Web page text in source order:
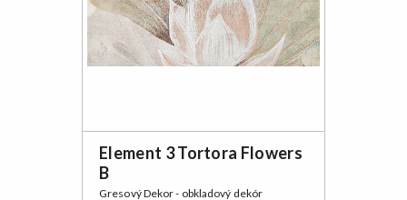
Element 3 Tortora Flowers
B
Gresový Dekor - obkladový dekór